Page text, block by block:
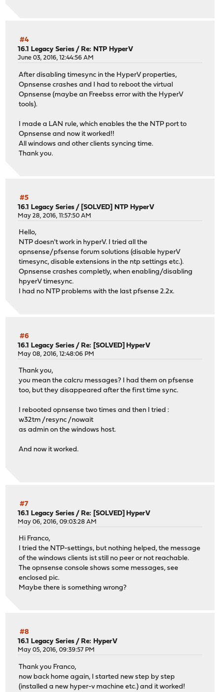
#4
16.1 Legacy Series /Re: NTP HyperV
June 03, 2016, 12:44:56 AM
After disabling timesync in the HyperV properties,
Opnsense crashes and I had to reboot the virtual
Opnsense (maybe an Freebss error with the HyperV
tools).
I made a LAN rule, which enables the the NTP port to
Opnsense and now it worked!!
All windows and other clients syncing time.
Thank you.
#5
16.1 Legacy Series / [SOLVED] NTP HyperV
May 28, 2016, 11:57:50 AM
Hello,
NTP doesn't work in hyperV. I tried all the
opnsense/pfsense forum solutions (disable hyperV
timesync, disable extensions in the ntp settings etc.).
Opnsense crashes completly, when enabling/disabling
hpyerV timesync.
I had no NTP problems with the last pfsense 2.2x.
#6
16.1 Legacy Series / Re: [SOLVED] HyperV
May 08, 2016, 12:48:06 PM
Thank you,
you mean the calcru messages? I had them on pfsense
too, but they disappeared after the first time sync.
I rebooted opnsense two times and then I tried :
w32tm /resync /nowait
as admin on the windows host.
And now it worked.
#7
16.1 Legacy Series / Re: [SOLVED] HyperV
May 06, 2016, 09:03:28 AM
Hi Franco,
I tried the NTP-settings, but nothing helped, the message
of the windows clients ist still no peer or not reachable.
The opnsense console shows some messages, see
enclosed pic.
Maybe there is something wrong?
#8
16.1 Legacy Series /Re: HyperV
May 05, 2016, 09:39:57 PM
Thank you Franco,
now back home again, I started new step by step
(installed a new hyper-v machine etc.) and it worked!